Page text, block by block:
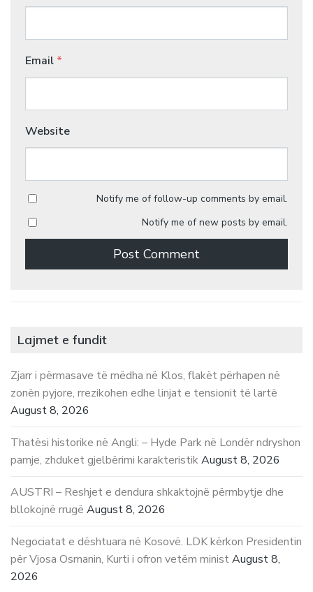
Email *
Website
Notify me of follow-up comments by email.
Notify me of new posts by email.
Lajmet e fundit
Zjarr i përmasave të mëdha në Klos, flakët përhapen në
zonën pyjore, rrezikohen edhe linjat e tensionit të lartë
August 8, 2026
Thatësi historike në Angli: – Hyde Park në Londër ndryshon
pamje, zhduket gjelbërimi karakteristikAugust 8, 2026
AUSTRI – Reshjet e dendura shkaktojnë përmbytje dhe
bllokojnë rrugë August 8, 2026
Negociatat e dështuara në Kosovë. LDK kërkon Presidentin
për Vjosa Osmanin, Kurti i ofron vetëm ministAugust 8,
2026